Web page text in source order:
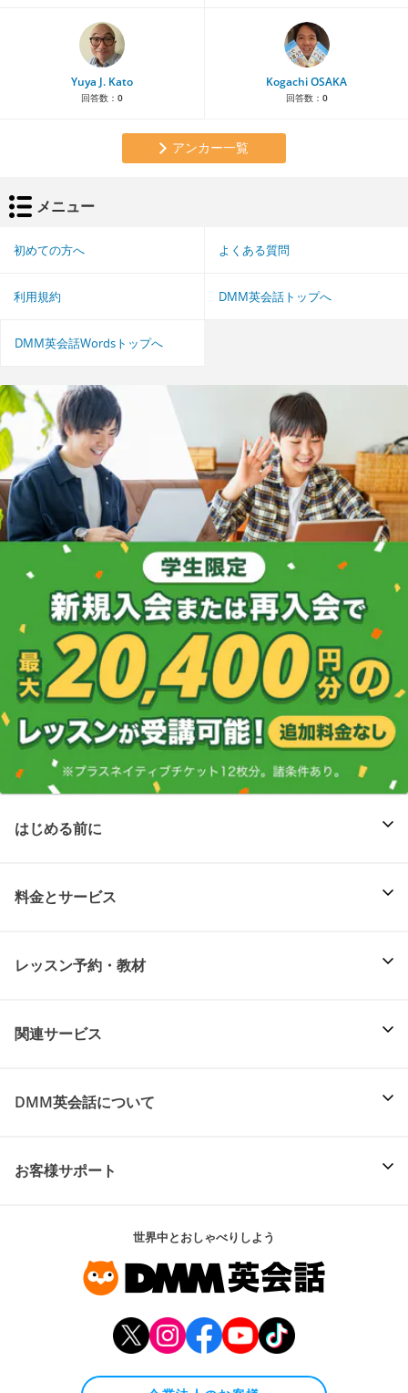
Yuya J. Kato
回答数： 0
Kogachi OSAKA
回答数： 0
アンカー一覧
メニュー
初めての方へ よくある質問
利用規約 DMM英会話トップへ
DMM英会話Wordsトップへ
はじめる前に
料金とサービス
レッスン予約・教材
関連サービス
DMM英会話について
お客様サポート
世界中とおしゃべりしよう